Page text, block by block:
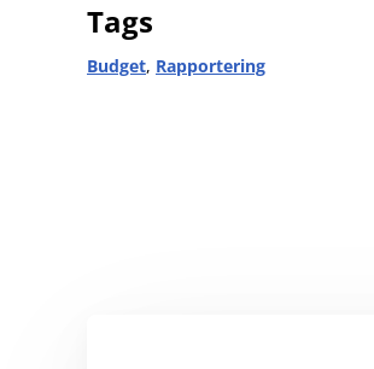
Tags
Budget, Rapportering